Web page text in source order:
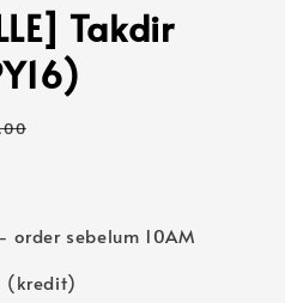
Takdir
order sebelum 10AM
(kredit)